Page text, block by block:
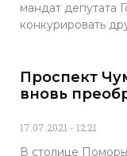
мандат депутата
конкурировать
Проспект
вновь
17.07.2021 12:21
В столице